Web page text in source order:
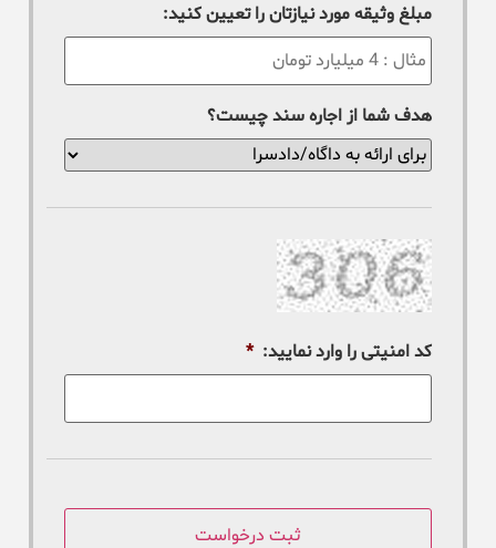
مبلغ وثیقه مورد نیازتان را تعیین کنید:
هدف شما از اجاره سند چیست؟
کد امنیتی را وارد نمایید: *